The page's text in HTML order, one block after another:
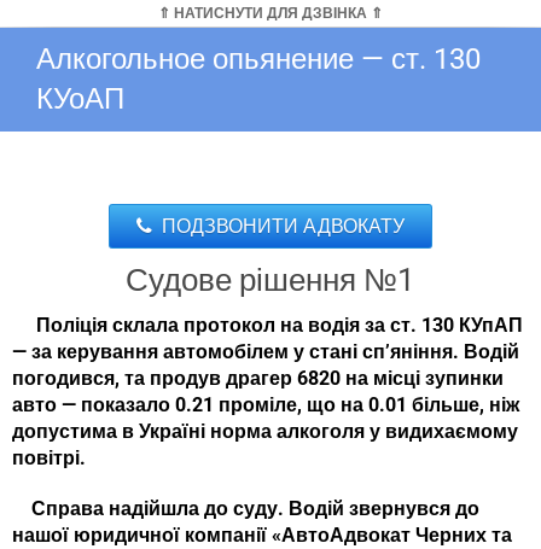
⇑ НАТИСНУТИ ДЛЯ ДЗВІНКА ⇑
Алкогольное опьянение — ст. 130
КУоАП
ПОДЗВОНИТИ АДВОКАТУ
Судове рішення №1
Поліція склала протокол на водія за ст. 130 КУпАП
— за керування автомобілем у стані спʼяніння. Водій
погодився, та продув драгер 6820 на місці зупинки
авто — показало 0.21 проміле, що на 0.01 більше, ніж
допустима в Україні норма алкоголя у видихаємому
повітрі.
Справа надійшла до суду. Водій звернувся до
нашої юридичної компанії «АвтоАдвокат Черних та